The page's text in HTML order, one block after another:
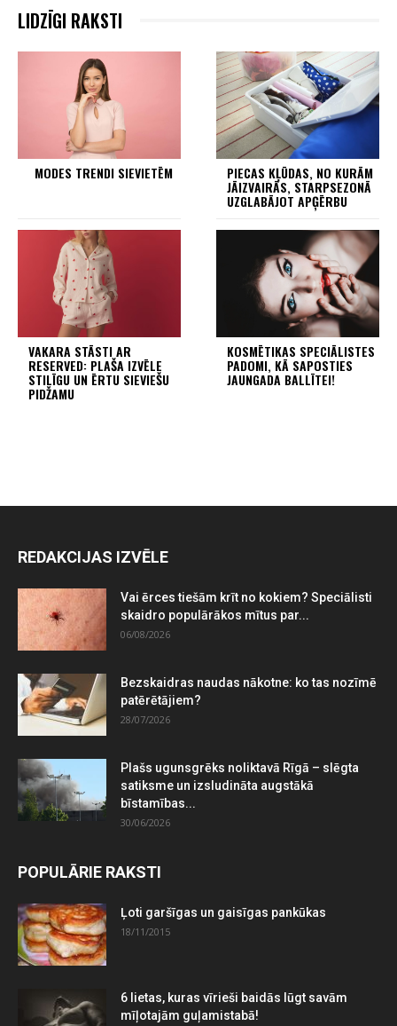
LIDZĪGI RAKSTI
MODES TRENDI SIEVIETĒM PIECAS KĻŪDAS, NO KURĀM
JĀIZVAIRĀS, STARPSEZONĀ
UZGLABĀJOT APĢĒRBU
VAKARA STĀSTI AR
RESERVED: PLAŠA IZVĒLE
STILĪGU UN ĒRTU SIEVIEŠU
PIDŽAMU
KOSMĒTIKAS SPECIĀLISTES
PADOMI, KĀ SAPOSTIES
JAUNGADA BALLĪTEI!
REDAKCIJAS IZVĒLE
Vai ērces tiešām krīt no kokiem? Speciālisti
skaidro populārākos mītus par...
06/08/2026
Bezskaidras naudas nākotne: ko tas nozīmē
patērētājiem?
28/07/2026
Plašs ugunsgrēks noliktavā Rīgā – slēgta
satiksme un izsludināta augstākā
bīstamības...
30/06/2026
POPULĀRIE RAKSTI
Ļoti garšīgas un gaisīgas pankūkas
18/11/2015
6 lietas, kuras vīrieši baidās lūgt savām
mīļotajām guļamistabā!